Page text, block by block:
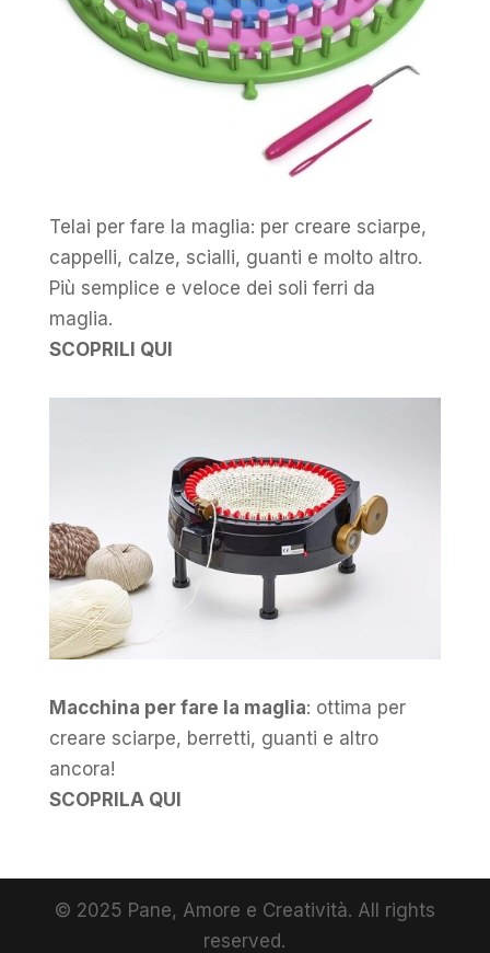
Telai per fare la maglia: per creare sciarpe,
cappelli, calze, scialli, guanti e molto altro.
Più semplice e veloce dei soli ferri da
maglia.
SCOPRILI QUI
Macchina per fare la maglia: ottima per
creare sciarpe, berretti, guanti e altro
ancora!
SCOPRILA QUI
© 2025 Pane, Amore e Creatività. All rights
reserved.